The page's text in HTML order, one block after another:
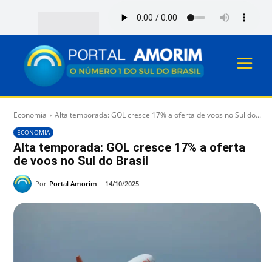
Economia Alta temporada: GOL cresce 17% a oferta de voos no Sul do...
ECONOMIA
Alta temporada: GOL cresce 17% a oferta
de voos no Sul do Brasil
Por Portal Amorim 14/10/2025